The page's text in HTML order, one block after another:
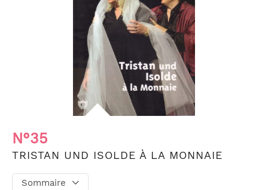
N°35
TRISTAN UND ISOLDE À LA MONNAIE
Sommaire